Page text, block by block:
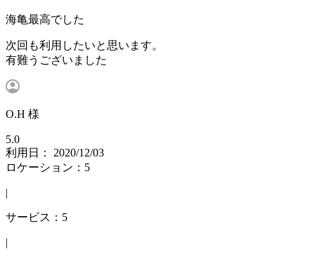
海亀最高でした
次回も利用したいと思います。
有難うございました
O.H 様
5.0
利用日： 2020/12/03
ロケーション：5
|
サービス：5
|